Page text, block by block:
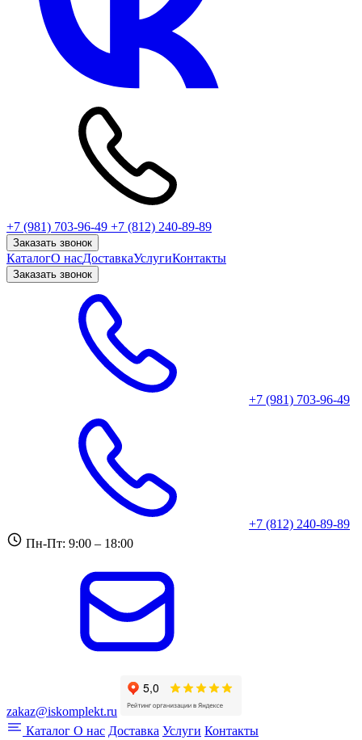
+7 (981) 703-96-49 +7 (812) 240-89-89
Заказать звонок
КаталогО насДоставкаУслугиКонтакты
Заказать звонок
+7 (981) 703-96-49
+7 (812) 240-89-89
Пн-Пт: 9:00 – 18:00
zakaz@iskomplekt.ru
Каталог О нас Доставка Услуги Контакты